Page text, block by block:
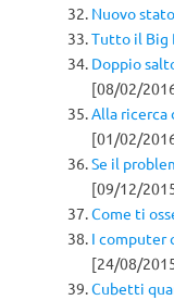
Nuovo
Tutto il Big
Doppio
[08/02/
Alla ricerca
[01/02/
Se il
[09/12/
Come ti
I computer
[24/08/
Cubetti